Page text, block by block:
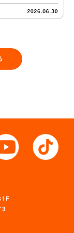
2026.06.30